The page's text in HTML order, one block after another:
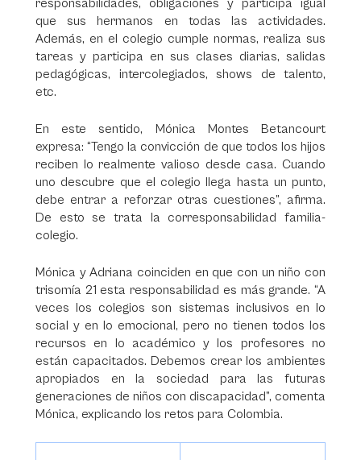
responsabilidades, obligaciones y participa igual
que sus hermanos en todas las actividades.
Además, en el colegio cumple normas, realiza sus
tareas y participa en sus clases diarias, salidas
pedagógicas, intercolegiados, shows de talento,
etc.
En este sentido, Mónica Montes Betancourt
expresa: “Tengo la convicción de que todos los hijos
reciben lo realmente valioso desde casa. Cuando
uno descubre que el colegio llega hasta un punto,
debe entrar a reforzar otras cuestiones”, afirma.
De esto se trata la corresponsabilidad familia-
colegio.
Mónica y Adriana coinciden en que con un niño con
trisomía 21 esta responsabilidad es más grande. “A
veces los colegios son sistemas inclusivos en lo
social y en lo emocional, pero no tienen todos los
recursos en lo académico y los profesores no
están capacitados. Debemos crear los ambientes
apropiados en la sociedad para las futuras
generaciones de niños con discapacidad”, comenta
Mónica, explicando los retos para Colombia.